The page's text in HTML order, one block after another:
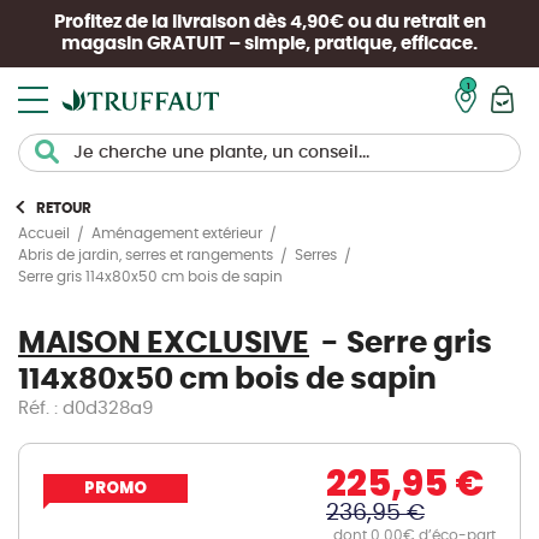
Profitez de la livraison dès 4,90€ ou du retrait en
magasin GRATUIT – simple, pratique, efficace.
RETOUR
Accueil
Aménagement extérieur
Abris de jardin, serres et rangements
Serres
Serre gris 114x80x50 cm bois de sapin
MAISON EXCLUSIVE
Serre gris
114x80x50 cm bois de sapin
Réf. : d0d328a9
PROMO 225,95 €
236,95 €
dont 0.00€ d’éco-part